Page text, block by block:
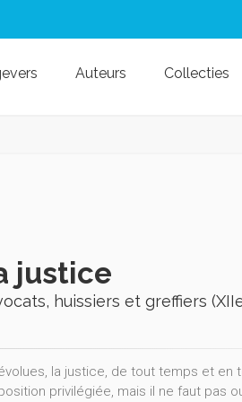
Auteurs Collecties
justice
huissiers et greffiers
la justice, de tout temps et
privilégiée, mais il ne faut pas